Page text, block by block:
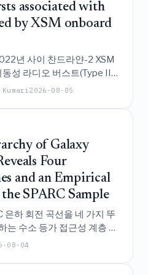
associated with
by XSM onboard
년 사이 찬드라얀-2 XSM
성 라디오 버스트(Type II
양 플레어 시작 시점과의
플레어 에너지에 따라 달라
마 조건의 영향을 받는다는
2026-08-05
of Galaxy
Four
and an Empirical
SPARC Sample
은하 회전 곡선을 네 가지 뚜
는 수소 등가 접근성 계층 구
단일한 전역 접근성 장
08-04